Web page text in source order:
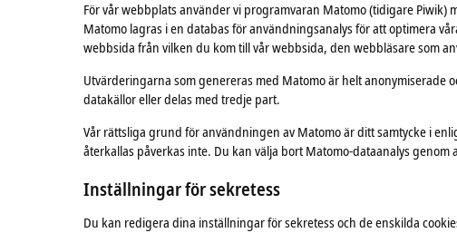
För vår webbplats använder vi programvaran Matomo (tidigare
Matomo lagras i en databas för användningsanalys för att optimera
webbsida från vilken du kom till vår webbsida, den webbläsare som
Utvärderingarna som genereras med Matomo är helt
datakällor eller delas med tredje part.
Vår rättsliga grund för användningen av Matomo är ditt samtycke i
återkallas påverkas inte. Du kan välja bort Matomo-dataanalys genom
Inställningar för sekretess
Du kan redigera dina inställningar för sekretess och de enskilda